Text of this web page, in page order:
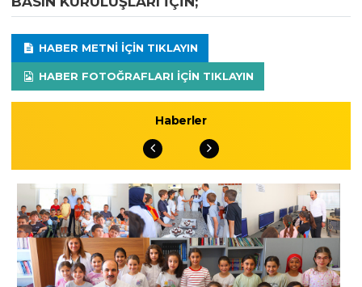
HABER METNI IÇIN TIKLAYIN
HABER FOTOĞRAFLARI IÇIN TIKLAYIN
Haberler